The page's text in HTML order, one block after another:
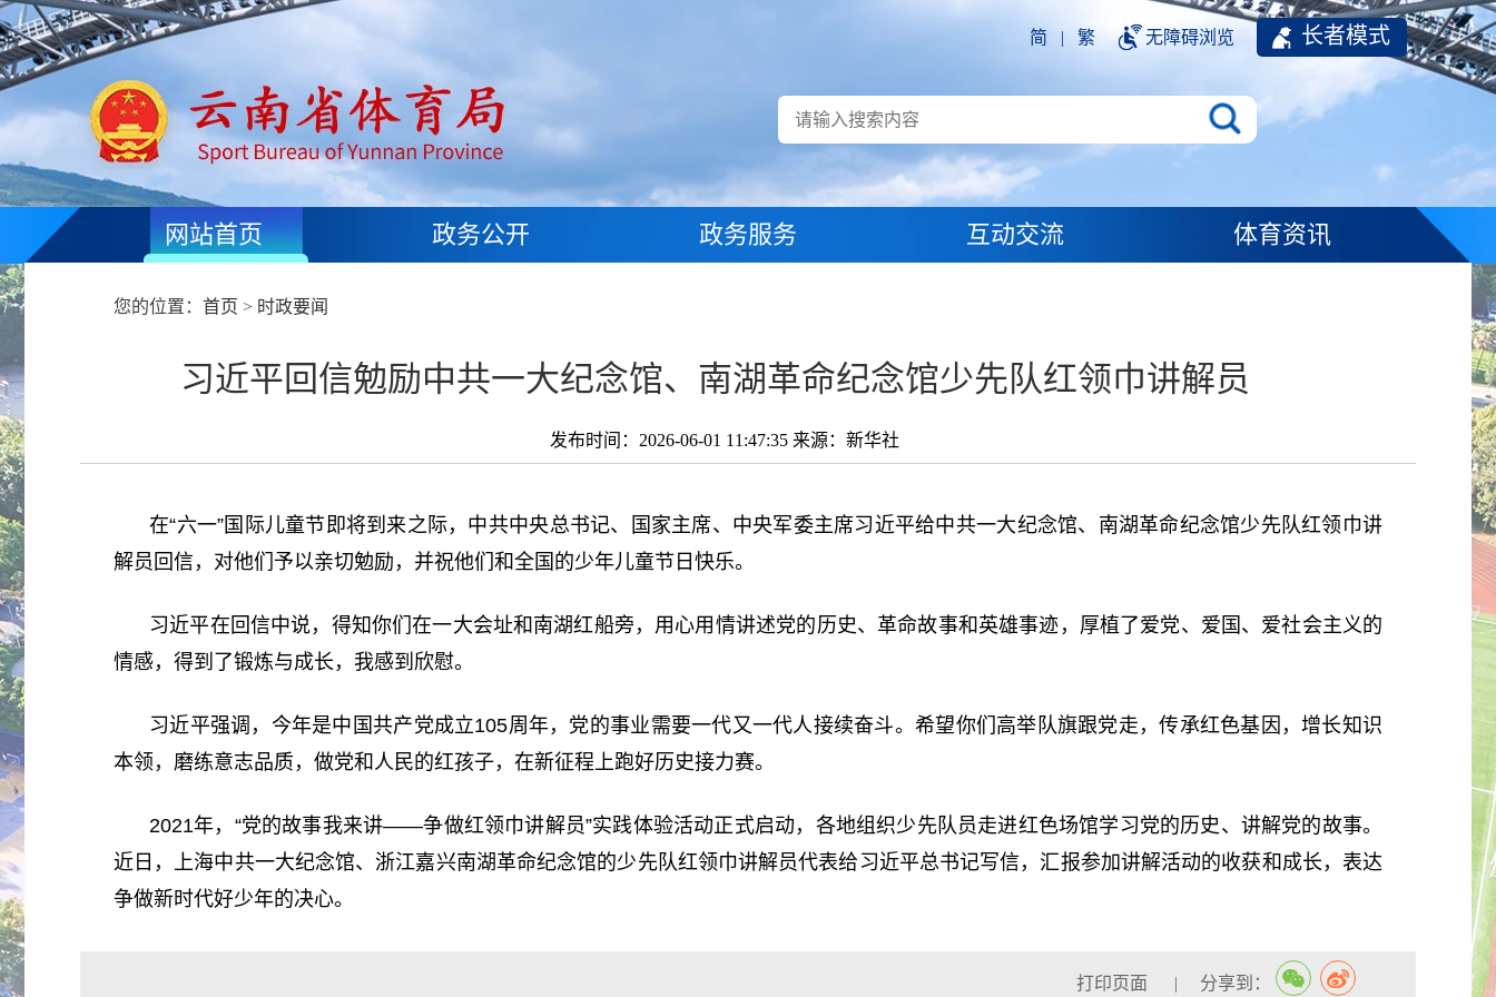
简 | 繁 无障碍浏览 长者模式
网站首页 政务公开 政务服务 互动交流 体育资讯
您的位置： 首页 > 时政要闻
习近平回信勉励中共一大纪念馆、南湖革命纪念馆少先队红领巾讲解员
发布时间：2026-06-01 11:47:35 来源：新华社
在“六一”国际儿童节即将到来之际，中共中央总书记、国家主席、中央军委主席习近平给中共一大纪念馆、南湖革命纪念馆少先队红领巾讲
解员回信，对他们予以亲切勉励，并祝他们和全国的少年儿童节日快乐。
习近平在回信中说，得知你们在一大会址和南湖红船旁，用心用情讲述党的历史、革命故事和英雄事迹，厚植了爱党、爱国、爱社会主义的
情感，得到了锻炼与成长，我感到欣慰。
习近平强调，今年是中国共产党成立105周年，党的事业需要一代又一代人接续奋斗。希望你们高举队旗跟党走，传承红色基因，增长知识
本领，磨练意志品质，做党和人民的红孩子，在新征程上跑好历史接力赛。
2021年，“党的故事我来讲——争做红领巾讲解员”实践体验活动正式启动，各地组织少先队员走进红色场馆学习党的历史、讲解党的故事。
近日，上海中共一大纪念馆、浙江嘉兴南湖革命纪念馆的少先队红领巾讲解员代表给习近平总书记写信，汇报参加讲解活动的收获和成长，表达
争做新时代好少年的决心。
打印页面 | 分享到：